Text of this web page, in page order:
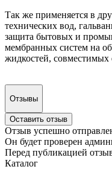
Так же применяется в
технических вод,
защита бытовых и
мембранных систем на
жидкостей,
Отзывы
Оставить отзыв
Отзыв успешно
Он будет проверен
Перед публикацией
Каталог